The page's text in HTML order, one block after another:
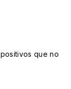
que no